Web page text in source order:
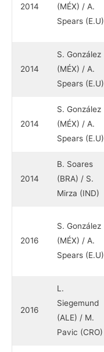
2014
(MÉX) / A.
Spears (E.U)
2014
S. González
(MÉX) / A.
Spears (E.U)
2014
S. González
(MÉX) / A.
Spears (E.U)
2014
B. Soares
(BRA) / S.
Mirza (IND)
2016
S. González
(MÉX) / A.
Spears (E.U)
2016
L.
Siegemund
(ALE) / M.
Pavic (CRO)